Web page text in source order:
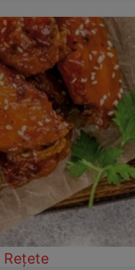
Rețete